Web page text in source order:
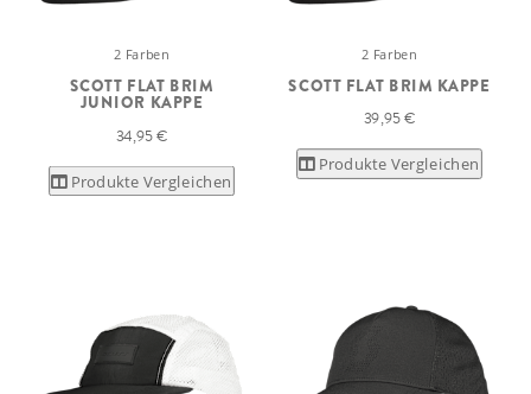
2 Farben
SCOTT FLAT BRIM
JUNIOR KAPPE
34,95 €
Produkte Vergleichen
2 Farben
SCOTT FLAT BRIM KAPPE
39,95 €
Produkte Vergleichen